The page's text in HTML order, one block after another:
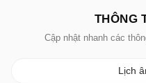
THÔNG
Cập nhật nhanh các
Lịch